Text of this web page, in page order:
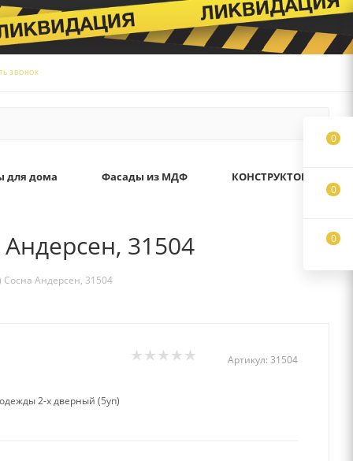
ЗВОНОК
для дома Фасады из МДФ КОНСТРУКТОР
31504
Андерсен, 31504
Артикул: 31504
2-х дверный (5уп)
0
0
0